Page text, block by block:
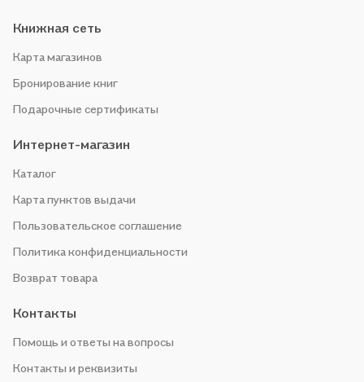
Книжная сеть
Карта магазинов
Бронирование книг
Подарочные сертификаты
Интернет-магазин
Каталог
Карта пунктов выдачи
Пользовательское соглашение
Политика конфиденциальности
Возврат товара
Контакты
Помощь и ответы на вопросы
Контакты и реквизиты